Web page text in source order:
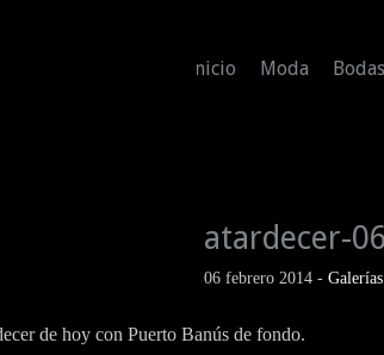
Inicio Moda Bodas
atardecer-
06 febrero 2014 - Galerías
de hoy con Puerto Banús de fondo.